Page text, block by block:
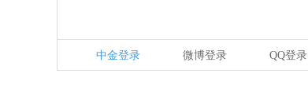
中金登录 微博登录 QQ登录